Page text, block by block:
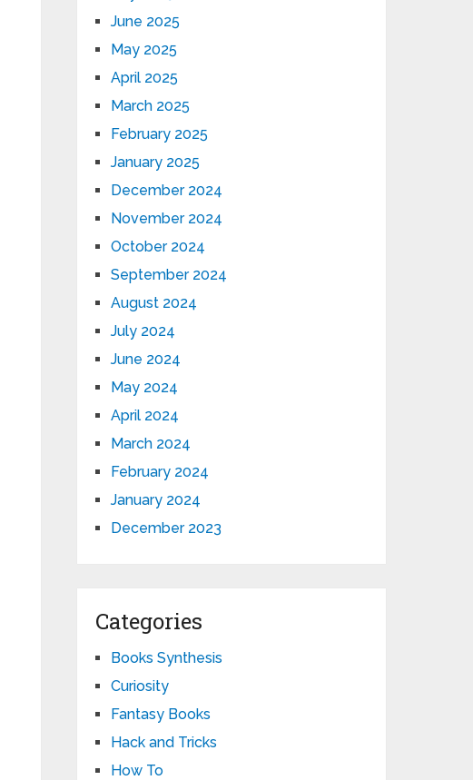
June 2025
May 2025
April 2025
March 2025
February 2025
January 2025
December 2024
November 2024
October 2024
September 2024
August 2024
July 2024
June 2024
May 2024
April 2024
March 2024
February 2024
January 2024
December 2023
Categories
Books Synthesis
Curiosity
Fantasy Books
Hack and Tricks
How To